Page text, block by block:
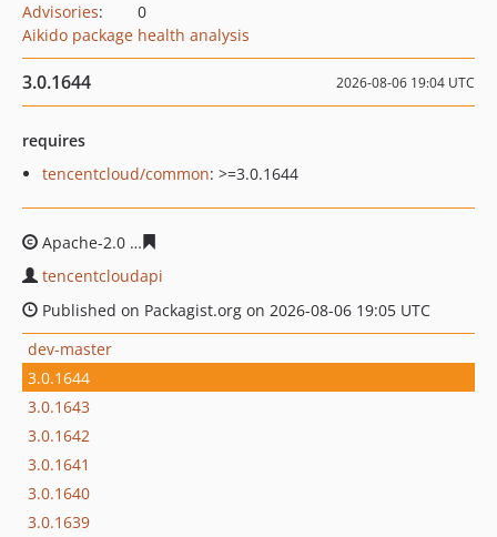
Advisories:
0
Aikido package health analysis
3.0.1644 2026-08-06 19:04 UTC
requires
tencentcloud/common: >=3.0.1644
Apache-2.0
tencentcloudapi
Published on Packagist.org on 2026-08-06 19:05 UTC
dev-master
3.0.1644
3.0.1643
3.0.1642
3.0.1641
3.0.1640
3.0.1639